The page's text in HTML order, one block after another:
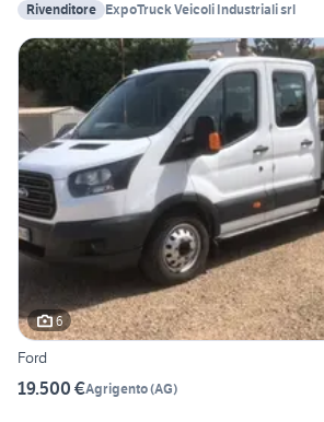
Rivenditore ExpoTruck Veicoli Industriali srl
6
Ford
19.500 €Agrigento(AG)